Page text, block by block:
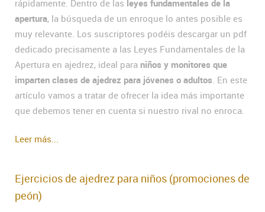
rápidamente. Dentro de las leyes fundamentales de la
apertura, la búsqueda de un enroque lo antes posible es
muy relevante. Los suscriptores podéis descargar un pdf
dedicado precisamente a las Leyes Fundamentales de la
Apertura en ajedrez, ideal para niños y monitores que
imparten clases de ajedrez para jóvenes o adultos . En este
artículo vamos a tratar de ofrecer la idea más importante
que debemos tener en cuenta si nuestro rival no enroca.
Leer más...
Ejercicios de ajedrez para niños (promociones de
peón)